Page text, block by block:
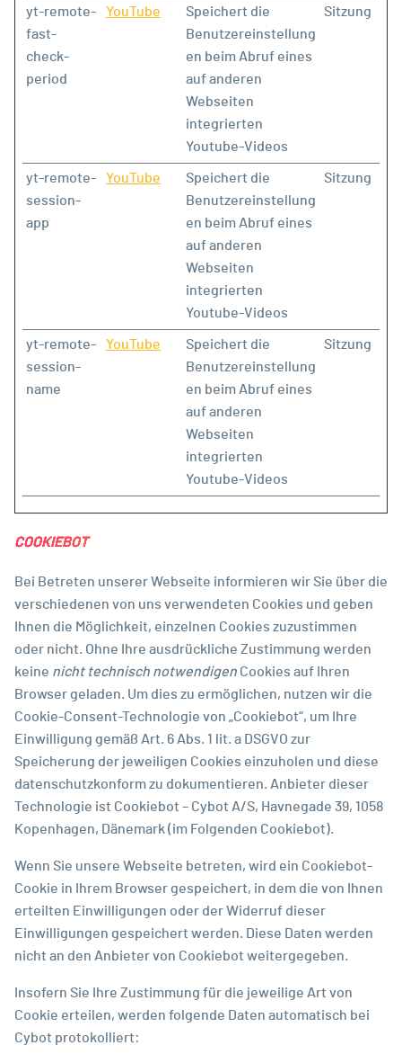
yt-remote-
fast-
check-
period
YouTube
Speichert die
Benutzereinstellung
en beim Abruf eines
auf anderen
Webseiten
integrierten
Youtube-Videos
Sitzung
yt-remote-
session-
app
YouTube
Speichert die
Benutzereinstellung
en beim Abruf eines
auf anderen
Webseiten
integrierten
Youtube-Videos
Sitzung
yt-remote-
session-
name
YouTube
Speichert die
Benutzereinstellung
en beim Abruf eines
auf anderen
Webseiten
integrierten
Youtube-Videos
Sitzung
COOKIEBOT
Bei Betreten unserer Webseite informieren wir Sie über die
verschiedenen von uns verwendeten Cookies und geben
Ihnen die Möglichkeit, einzelnen Cookies zuzustimmen
oder nicht. Ohne Ihre ausdrückliche Zustimmung werden
keine nicht technisch notwendigen Cookies auf Ihren
Browser geladen. Um dies zu ermöglichen, nutzen wir die
Cookie-Consent-Technologie von „Cookiebot“, um Ihre
Einwilligung gemäß Art. 6 Abs. 1 lit. a DSGVO zur
Speicherung der jeweiligen Cookies einzuholen und diese
datenschutzkonform zu dokumentieren. Anbieter dieser
Technologie ist Cookiebot – Cybot A/S, Havnegade 39, 1058
Kopenhagen, Dänemark (im Folgenden Cookiebot).
Wenn Sie unsere Webseite betreten, wird ein Cookiebot-
Cookie in Ihrem Browser gespeichert, in dem die von Ihnen
erteilten Einwilligungen oder der Widerruf dieser
Einwilligungen gespeichert werden. Diese Daten werden
nicht an den Anbieter von Cookiebot weitergegeben.
Insofern Sie Ihre Zustimmung für die jeweilige Art von
Cookie erteilen, werden folgende Daten automatisch bei
Cybot protokolliert: